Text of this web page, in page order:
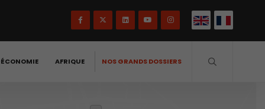
AFRIQUE NOS GRANDS DOSSIERS